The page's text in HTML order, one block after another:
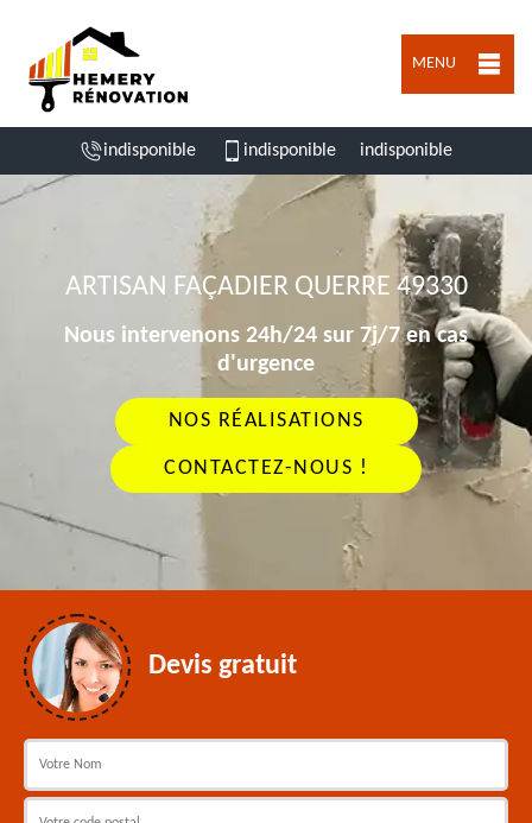
MENU
indisponible indisponible indisponible
ARTISAN FAÇADIER QUERRE 49330
Nous intervenons 24h/24 sur 7j/7 en cas
d'urgence
NOS RÉALISATIONS
CONTACTEZ-NOUS !
Devis gratuit